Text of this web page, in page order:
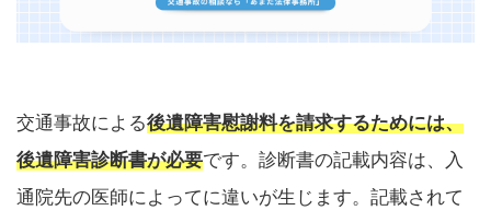
交通事故による後遺障害慰謝料を請求するためには、
後遺障害診断書が必要です。診断書の記載内容は、入
通院先の医師によってに違いが生じます。記載されて